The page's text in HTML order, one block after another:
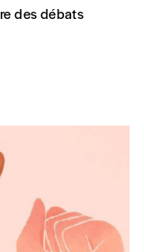
des débats